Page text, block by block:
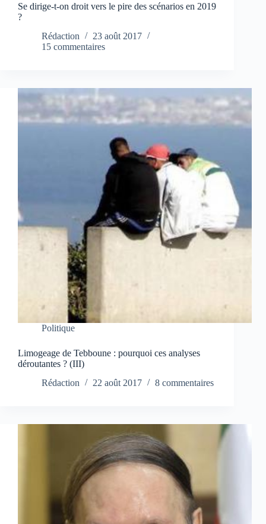
Se dirige-t-on droit vers le pire des scénarios en 2019
?
Rédaction
23 août 2017
15 commentaires
Politique
Limogeage de Tebboune : pourquoi ces analyses
déroutantes ? (III)
Rédaction
22 août 2017 8 commentaires